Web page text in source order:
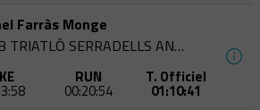
Farràs Monge
CLUB TRIATLÓ SERRADELLS ANDORRA
RUN
00:20:54
T. Officiel
01:10:41